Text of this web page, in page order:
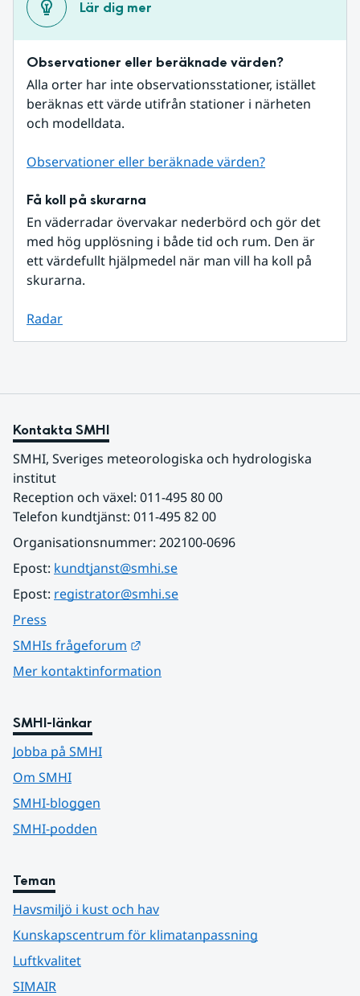
Lär dig mer
Observationer eller beräknade värden?
Alla orter har inte observationsstationer, istället
beräknas ett värde utifrån stationer i närheten
och modelldata.
Observationer eller beräknade värden?
Få koll på skurarna
En väderradar övervakar nederbörd och gör det
med hög upplösning i både tid och rum. Den är
ett värdefullt hjälpmedel när man vill ha koll på
skurarna.
Radar
Kontakta SMHI
SMHI, Sveriges meteorologiska och hydrologiska
institut
Reception och växel: 011-495 80 00
Telefon kundtjänst: 011-495 82 00
Organisationsnummer: 202100-0696
Epost: kundtjanst@smhi.se
Epost: registrator@smhi.se
Press
SMHIs frågeforum
Mer kontaktinformation
SMHI-länkar
Jobba på SMHI
Om SMHI
SMHI-bloggen
SMHI-podden
Teman
Havsmiljö i kust och hav
Kunskapscentrum för klimatanpassning
Luftkvalitet
SIMAIR